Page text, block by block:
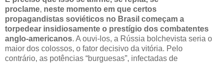
proclame, neste momento em que certos
propagandistas soviéticos no Brasil começam a
torpedear insidiosamente o prestígio dos combatentes
anglo-americanos. A ouvi-los, a Rússia bolchevista seria o
maior dos colossos, o fator decisivo da vitória. Pelo
contrário, as potências “burguesas”, infectadas de